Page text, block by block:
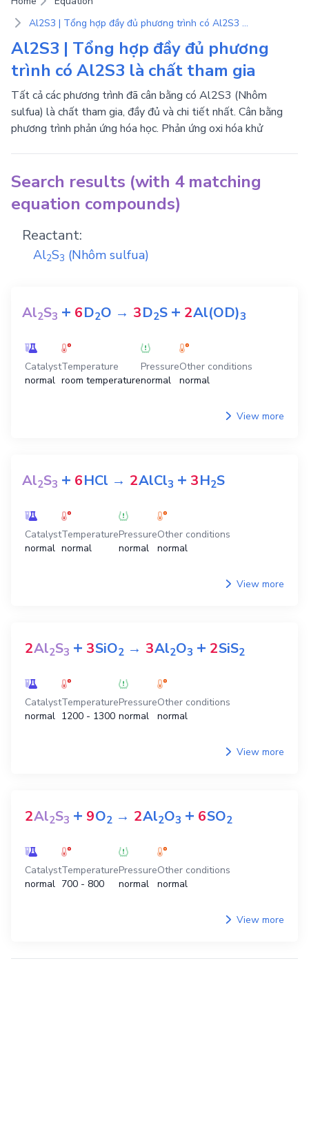
Al2S3 | Tổng hợp đầy đủ phương trình có Al2S3 là chất tham gia
Al2S3 | Tổng hợp đầy đủ phương
trình có Al2S3 là chất tham gia
Tất cả các phương trình đã cân bằng có Al2S3 (Nhôm
sulfua) là chất tham gia, đầy đủ và chi tiết nhất. Cân bằng
phương trình phản ứng hóa học. Phản ứng oxi hóa khử
Search results (with 4 matching
equation compounds)
Reactant:
Al2S3 (Nhôm sulfua)
Al2S3 + 6D2O → 3D2S + 2Al(OD)3
Catalyst
normal
Temperature
room temperature
Pressure
normal
Other conditions
normal
View more
Al2S3 + 6HCl → 2AlCl3 + 3H2S
Catalyst
normal
Temperature
normal
Pressure
normal
Other conditions
normal
View more
2Al2S3 + 3SiO2 → 3Al2O3 + 2SiS2
Catalyst
normal
Temperature
1200 - 1300
Pressure
normal
Other conditions
normal
View more
2Al2S3 + 9O2 → 2Al2O3 + 6SO2
Catalyst
normal
Temperature
700 - 800
Pressure
normal
Other conditions
normal
View more